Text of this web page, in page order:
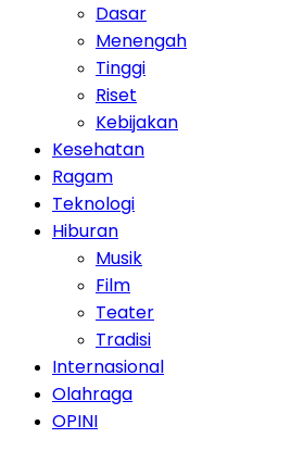
Dasar
Menengah
Tinggi
Riset
Kebijakan
Kesehatan
Ragam
Teknologi
Hiburan
Musik
Film
Teater
Tradisi
Internasional
Olahraga
OPINI